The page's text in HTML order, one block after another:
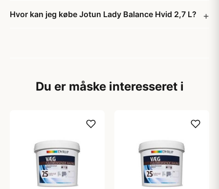
Hvor kan jeg købe Jotun Lady Balance Hvid 2,7 L?
Du er måske interesseret i